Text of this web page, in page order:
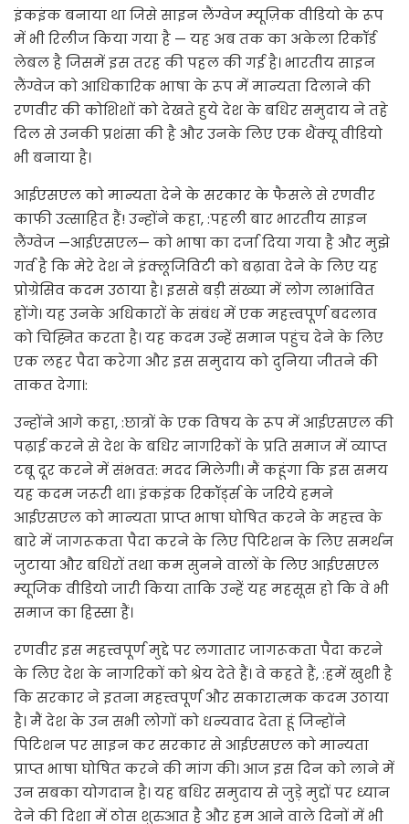
इंकइंक बनाया था जिसे साइन लैंग्वेज म्यूज़िक वीडियो के रूप
में भी रिलीज किया गया है — यह अब तक का अकेला रिकॉर्ड
लेबल है जिसमें इस तरह की पहल की गई है। भारतीय साइन
लैंग्वेज को आधिकारिक भाषा के रूप में मान्यता दिलाने की
रणवीर की कोशिशों को देखते हुये देश के बधिर समुदाय ने तहे
दिल से उनकी प्रशंसा की है और उनके लिए एक थैंक्यू वीडियो
भी बनाया है।
आईएसएल को मान्यता देने के सरकार के फैसले से रणवीर
काफी उत्साहित हैं! उन्होंने कहा, :पहली बार भारतीय साइन
लैंग्वेज —आईएसएल— को भाषा का दर्जा दिया गया है और मुझे
गर्व है कि मेरे देश ने इंक्लूजिविटी को बढ़ावा देने के लिए यह
प्रोग्रेसिव कदम उठाया है। इससे बड़ी संख्या में लोग लाभांवित
होंगे। यह उनके अधिकारों के संबंध में एक महत्त्वपूर्ण बदलाव
को चिह्नित करता है। यह कदम उन्हें समान पहुंच देने के लिए
एक लहर पैदा करेगा और इस समुदाय को दुनिया जीतने की
ताकत देगा।:
उन्होंने आगे कहा, :छात्रों के एक विषय के रूप में आईएसएल की
पढ़ाई करने से देश के बधिर नागरिकों के प्रति समाज में व्याप्त
टबू दूर करने में संभवत: मदद मिलेगी। मैं कहूंगा कि इस समय
यह कदम जरूरी था। इंकइंक रिकॉर्ड्स के जरिये हमने
आईएसएल को मान्यता प्राप्त भाषा घोषित करने के महत्त्व के
बारे में जागरूकता पैदा करने के लिए पिटिशन के लिए समर्थन
जुटाया और बधिरों तथा कम सुनने वालों के लिए आईएसएल
म्यूजिक वीडियो जारी किया ताकि उन्हें यह महसूस हो कि वे भी
समाज का हिस्सा हैं।
रणवीर इस महत्त्वपूर्ण मुद्दे पर लगातार जागरूकता पैदा करने
के लिए देश के नागरिकों को श्रेय देते हैं। वे कहते हैं, :हमें खुशी है
कि सरकार ने इतना महत्त्वपूर्ण और सकारात्मक कदम उठाया
है। मैं देश के उन सभी लोगों को धन्यवाद देता हूं जिन्होंने
पिटिशन पर साइन कर सरकार से आईएसएल को मान्यता
प्राप्त भाषा घोषित करने की मांग की। आज इस दिन को लाने में
उन सबका योगदान है। यह बधिर समुदाय से जुड़े मुद्दों पर ध्यान
देने की दिशा में ठोस शुरुआत है और हम आने वाले दिनों में भी